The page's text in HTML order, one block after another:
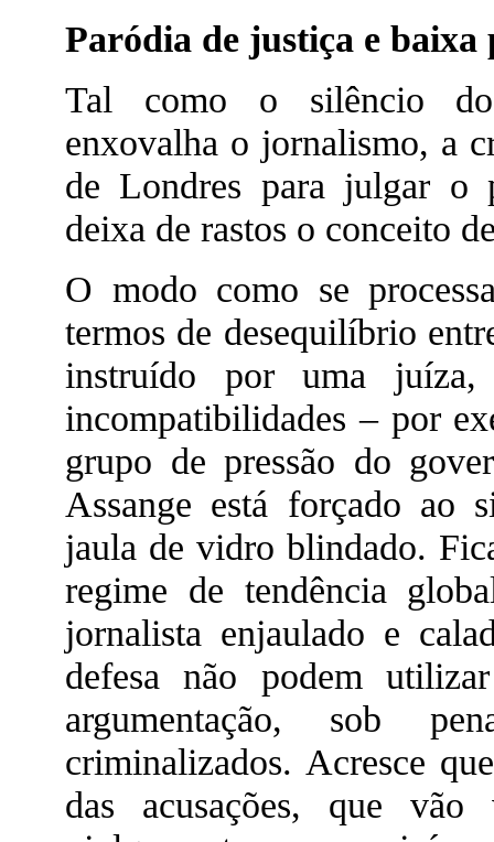
Paródia de justiça e baixa
Tal como o silêncio do
enxovalha o jornalismo, a
de Londres para julgar o
deixa de rastos o conceito
O modo como se
termos de desequilíbrio
instruído por uma juíza,
incompatibilidades – por
grupo de pressão do
Assange está forçado ao
jaula de vidro blindado.
regime de tendência
jornalista enjaulado e
defesa não podem
argumentação, sob
criminalizados. Acresce
das acusações, que